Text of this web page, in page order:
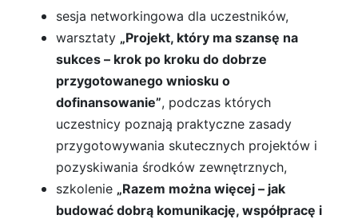
sesja networkingowa dla uczestników,
warsztaty „Projekt, który ma szansę na
sukces – krok po kroku do dobrze
przygotowanego wniosku o
dofinansowanie”, podczas których
uczestnicy poznają praktyczne zasady
przygotowywania skutecznych projektów i
pozyskiwania środków zewnętrznych,
szkolenie „Razem można więcej – jak
budować dobrą komunikację, współpracę i